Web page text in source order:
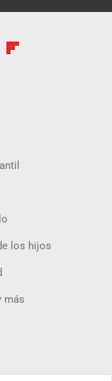
los hijos
más